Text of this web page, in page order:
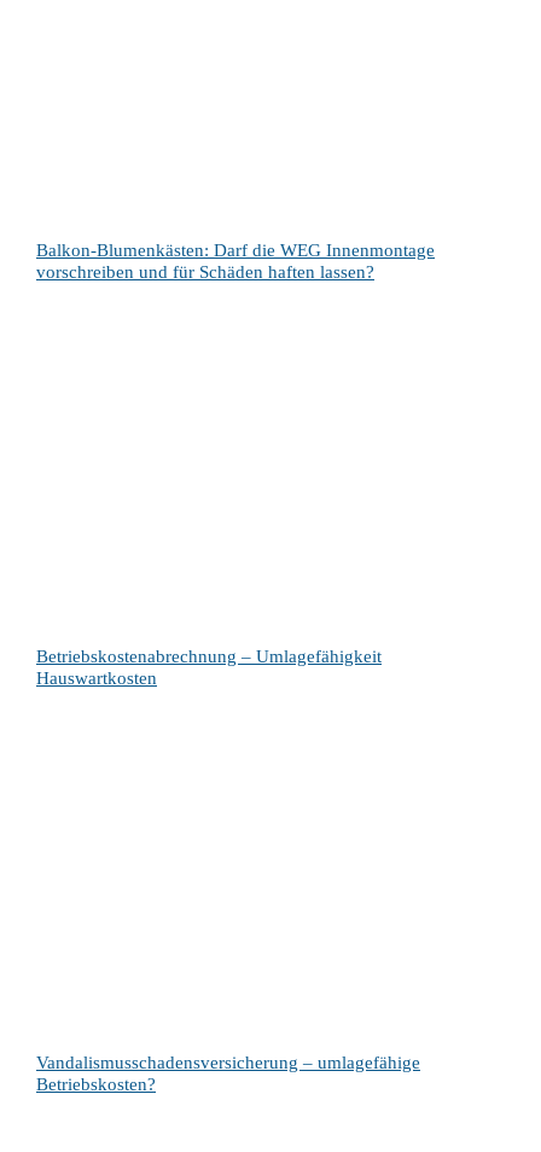
Balkon-Blumenkästen: Darf die WEG Innenmontage
vorschreiben und für Schäden haften lassen?
Betriebskostenabrechnung – Umlagefähigkeit
Hauswartkosten
Vandalismusschadensversicherung – umlagefähige
Betriebskosten?